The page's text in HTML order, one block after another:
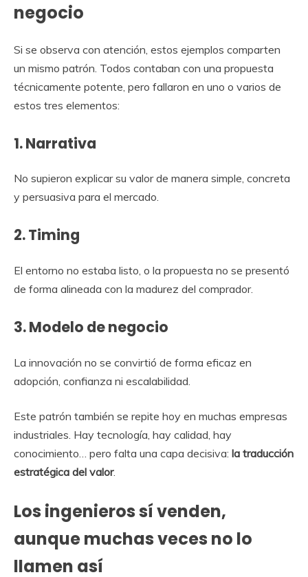
negocio
Si se observa con atención, estos ejemplos comparten
un mismo patrón. Todos contaban con una propuesta
técnicamente potente, pero fallaron en uno o varios de
estos tres elementos:
1. Narrativa
No supieron explicar su valor de manera simple, concreta
y persuasiva para el mercado.
2. Timing
El entorno no estaba listo, o la propuesta no se presentó
de forma alineada con la madurez del comprador.
3. Modelo de negocio
La innovación no se convirtió de forma eficaz en
adopción, confianza ni escalabilidad.
Este patrón también se repite hoy en muchas empresas
industriales. Hay tecnología, hay calidad, hay
conocimiento… pero falta una capa decisiva: la traducción
estratégica del valor.
Los ingenieros sí venden,
aunque muchas veces no lo
llamen así